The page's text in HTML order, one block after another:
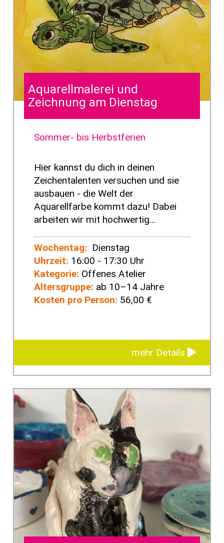
Aquarellmalerei und
Zeichnung am Dienstag
Sommer- bis Herbstferien
Hier kannst du dich in deinen
Zeichentalenten versuchen und sie
ausbauen - die Welt der
Aquarellfarbe kommt dazu! Dabei
arbeiten wir mit hochwertig...
Wochentag: Dienstag
Uhrzeit: 16:00 - 17:30 Uhr
Kategorie: Offenes Atelier
Altersgruppe: ab 10–14 Jahre
Kosten pro Person: 56,00 €
mehr Details